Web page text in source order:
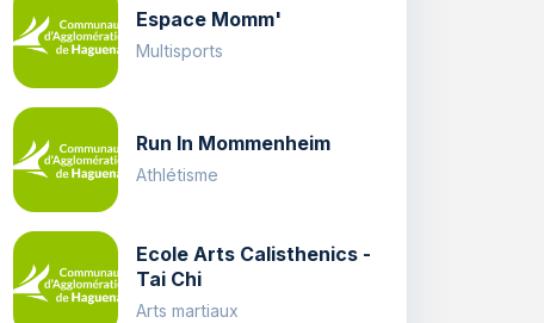
Espace Momm'
Multisports
Run In Mommenheim
Athlétisme
Ecole Arts Calisthenics -
Tai Chi
Arts martiaux